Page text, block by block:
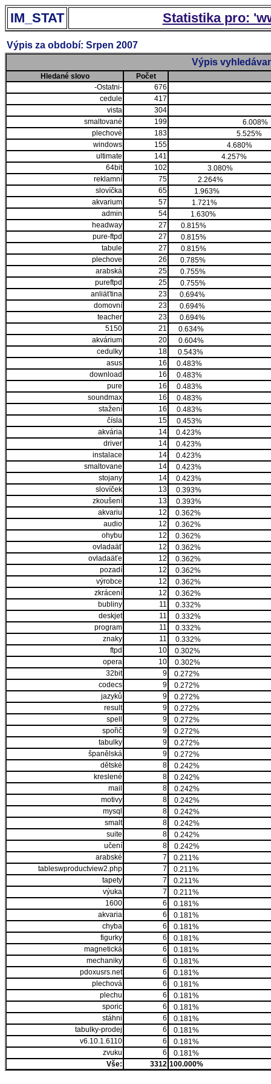
IM_STAT Statistika pro:
Výpis za období: Srpen 2007
Výpis
Hledané slovo
Počet
-Ostatni-
676
cedule
417
vista
304
smaltované
199
6.008%
plechové
183
5.525%
windows
155
4.680%
ultimate
141
4.257%
64bit
102
3.080%
reklamní
75
2.264%
slovíčka
65
1.963%
akvarium
57
1.721%
admin
54
1.630%
headway
27
0.815%
pure-ftpd
27
0.815%
tabule
27
0.815%
plechove
26
0.785%
arabská
25
0.755%
pureftpd
25
0.755%
anliäťtina
23
0.694%
domovní
23
0.694%
teacher
23
0.694%
5150
21
0.634%
akvárium
20
0.604%
cedulky
18
0.543%
asus
16
0.483%
download
16
0.483%
pure
16
0.483%
soundmax
16
0.483%
stažení
16
0.483%
čísla
15
0.453%
akvária
14
0.423%
driver
14
0.423%
instalace
14
0.423%
smaltovane
14
0.423%
stojany
14
0.423%
slovíček
13
0.393%
zkoušení
13
0.393%
akvariu
12
0.362%
audio
12
0.362%
ohybu
12
0.362%
ovladaäť
12
0.362%
ovladaäťe
12
0.362%
pozadí
12
0.362%
výrobce
12
0.362%
zkrácení
12
0.362%
bubliny
11
0.332%
deskjet
11
0.332%
program
11
0.332%
znaky
11
0.332%
ftpd
10
0.302%
opera
10
0.302%
32bit
9
0.272%
codecs
9
0.272%
jazyků
9
0.272%
result
9
0.272%
spell
9
0.272%
spořič
9
0.272%
tabulky
9
0.272%
španělská
9
0.272%
dětské
8
0.242%
kreslené
8
0.242%
mail
8
0.242%
motivy
8
0.242%
mysql
8
0.242%
smalt
8
0.242%
suite
8
0.242%
učení
8
0.242%
arabské
7
0.211%
tableswproductview2.php
7
0.211%
tapety
7
0.211%
výuka
7
0.211%
1600
6
0.181%
akvaria
6
0.181%
chyba
6
0.181%
figurky
6
0.181%
magnetická
6
0.181%
mechaniky
6
0.181%
pdoxusrs.net
6
0.181%
plechová
6
0.181%
plechu
6
0.181%
sporic
6
0.181%
stáhni
6
0.181%
tabulky-prodej
6
0.181%
v6.10.1.6110
6
0.181%
zvuku
6
0.181%
Vše:
3312 100.000%